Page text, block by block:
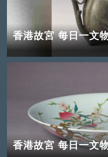
香港故宮 每日一文
香港故宮 每日一文